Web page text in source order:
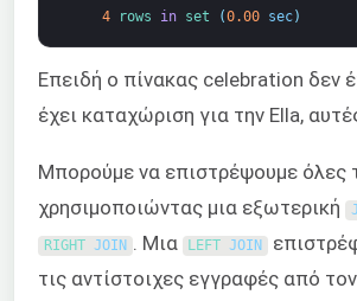
4 rows in set (0.00 sec)
Επειδή ο πίνακας celebration δεν
έχει καταχώριση για την Ella,
Μπορούμε να επιστρέψουμε όλες
χρησιμοποιώντας μια εξωτερική
RIGHT JOIN . Μια LEFT JOIN
τις αντίστοιχες εγγραφές από